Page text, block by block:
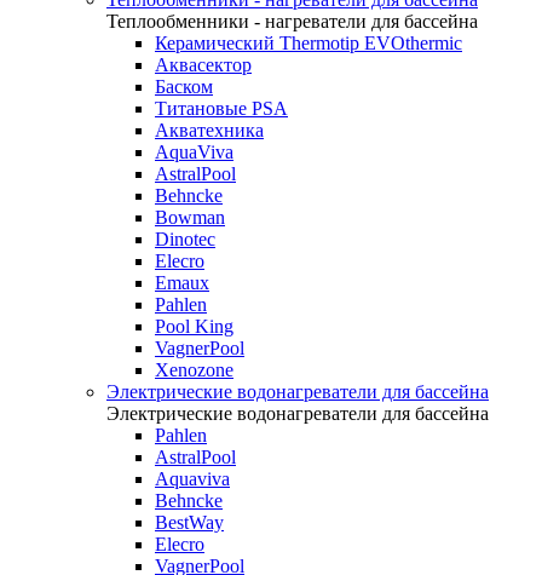
Теплообменники - нагреватели для бассейна
Керамический Thermotip EVOthermic
Аквасектор
Баском
Титановые PSA
Акватехника
AquaViva
AstralPool
Behncke
Bowman
Dinotec
Elecro
Emaux
Pahlen
Pool King
VagnerPool
Xenozone
Электрические водонагреватели для бассейна
Электрические водонагреватели для бассейна
Pahlen
AstralPool
Aquaviva
Behncke
BestWay
Elecro
VagnerPool